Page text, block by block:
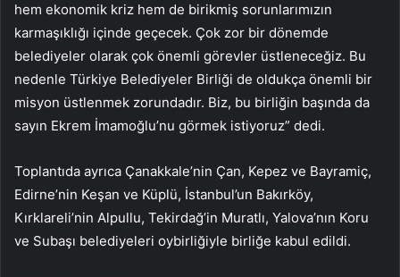
hem ekonomik kriz hem de birikmiş sorunlarımızın
karmaşıklığı içinde geçecek. Çok zor bir dönemde
belediyeler olarak çok önemli görevler üstleneceğiz. Bu
nedenle Türkiye Belediyeler Birliği de oldukça önemli bir
misyon üstlenmek zorundadır. Biz, bu birliğin başında da
sayın Ekrem İmamoğlu’nu görmek istiyoruz” dedi.
Toplantıda ayrıca Çanakkale’nin Çan, Kepez ve Bayramiç,
Edirne’nin Keşan ve Küplü, İstanbul’un Bakırköy,
Kırklareli’nin Alpullu, Tekirdağ’in Muratlı, Yalova’nın Koru
ve Subaşı belediyeleri oybirliğiyle birliğe kabul edildi.